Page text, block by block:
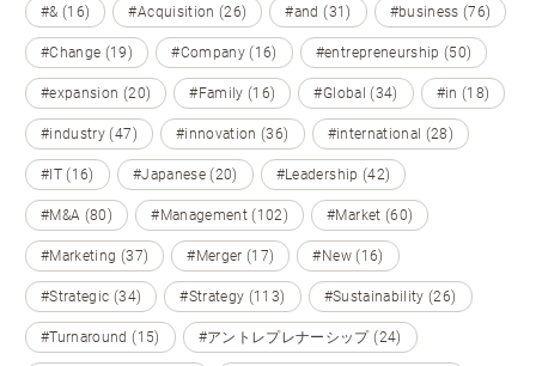
#& (16) #Acquisition (26) #and (31) #business (76)
#Change (19) #Company (16) #entrepreneurship (50)
#expansion (20) #Family (16) #Global (34) #in (18)
#industry (47) #innovation (36) #international (28)
#IT (16) #Japanese (20) #Leadership (42)
#M&A (80) #Management (102) #Market (60)
#Marketing (37) #Merger (17) #New (16)
#Strategic (34) #Strategy (113) #Sustainability (26)
#Turnaround (15) #アントレプレナーシップ (24)